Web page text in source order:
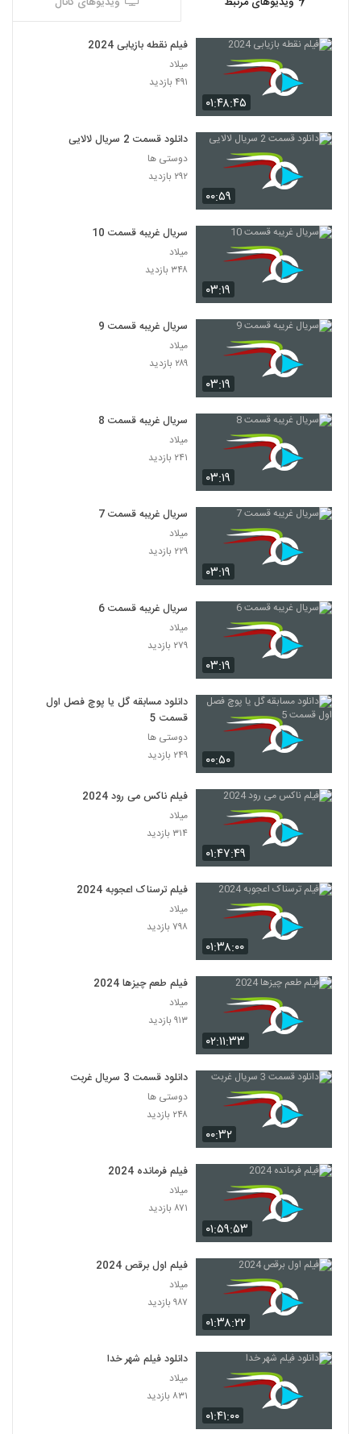
۰۱:۴۸:۴۵
فیلم نقطه بازیابی 2024
میلاد
۴۹۱ بازدید
۰۰:۵۹
دانلود قسمت 2 سریال لالایی
دوستی ها
۲۹۲ بازدید
۰۳:۱۹
سریال غریبه قسمت 10
میلاد
۳۴۸ بازدید
۰۳:۱۹
سریال غریبه قسمت 9
میلاد
۲۸۹ بازدید
۰۳:۱۹
سریال غریبه قسمت 8
میلاد
۲۴۱ بازدید
۰۳:۱۹
سریال غریبه قسمت 7
میلاد
۲۲۹ بازدید
۰۳:۱۹
سریال غریبه قسمت 6
میلاد
۲۷۹ بازدید
۰۰:۵۰
دانلود مسابقه گل یا پوچ فصل اول
قسمت 5
دوستی ها
۲۴۹ بازدید
۰۱:۴۷:۴۹
فیلم ناکس می رود 2024
میلاد
۳۱۴ بازدید
۰۱:۳۸:۰۰
فیلم ترسناک اعجوبه 2024
میلاد
۷۹۸ بازدید
۰۲:۱۱:۳۳
فیلم طعم چیزها 2024
میلاد
۹۱۳ بازدید
۰۰:۳۲
دانلود قسمت 3 سریال غربت
دوستی ها
۲۴۸ بازدید
۰۱:۵۹:۵۳
فیلم فرمانده 2024
میلاد
۸۷۱ بازدید
۰۱:۳۸:۲۲
فیلم اول برقص 2024
میلاد
۹۸۷ بازدید
۰۱:۴۱:۰۰
دانلود فیلم شهر خدا
میلاد
۸۳۱ بازدید